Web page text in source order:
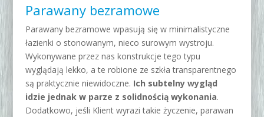
Parawany bezramowe
Parawany bezramowe wpasują się w minimalistyczne
łazienki o stonowanym, nieco surowym wystroju.
Wykonywane przez nas konstrukcje tego typu
wyglądają lekko, a te robione ze szkła transparentnego
są praktycznie niewidoczne. Ich subtelny wygląd
idzie jednak w parze z solidnością wykonania.
Dodatkowo, jeśli Klient wyrazi takie życzenie, parawan